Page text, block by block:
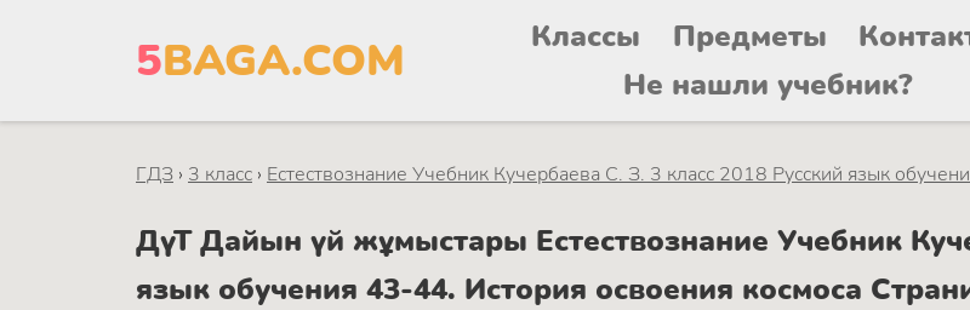
5BAGA.COM Классы Предметы
Не нашли учебник?
ГДЗ › 3 класс › Естествознание Учебник Кучербаева C. З. 3 класс 2018 Русский язык
ДүТ Дайын үй жұмыстары Естествознание Учебник
язык обучения 43-44. История освоения космоса